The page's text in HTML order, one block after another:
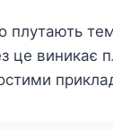
це виникає